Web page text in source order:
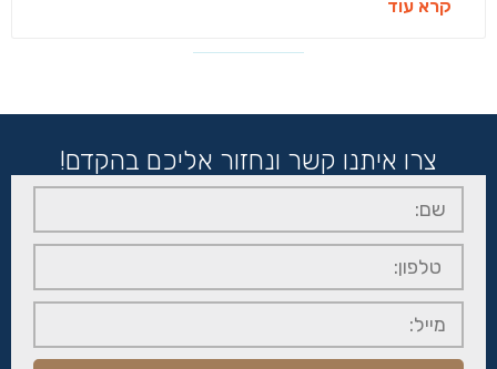
קרא עוד
צרו איתנו קשר ונחזור אליכם בהקדם!